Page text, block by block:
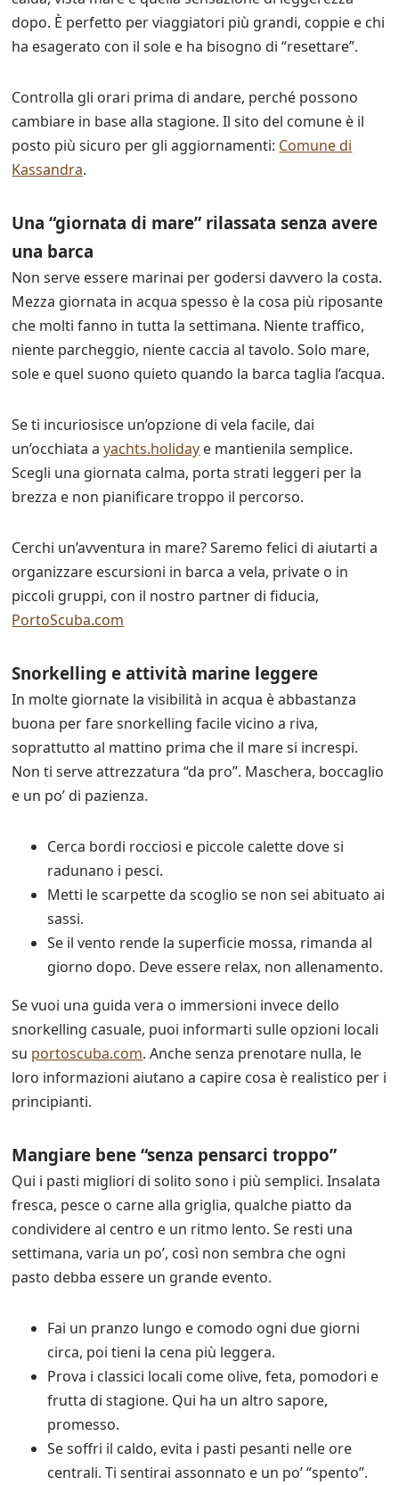
dopo. È perfetto per viaggiatori più grandi, coppie e chi
ha esagerato con il sole e ha bisogno di “resettare”.
Controlla gli orari prima di andare, perché possono
cambiare in base alla stagione. Il sito del comune è il
posto più sicuro per gli aggiornamenti: Comune di
Kassandra.
Una “giornata di mare” rilassata senza avere
una barca
Non serve essere marinai per godersi davvero la costa.
Mezza giornata in acqua spesso è la cosa più riposante
che molti fanno in tutta la settimana. Niente traffico,
niente parcheggio, niente caccia al tavolo. Solo mare,
sole e quel suono quieto quando la barca taglia l’acqua.
Se ti incuriosisce un’opzione di vela facile, dai
un’occhiata ayachts.holiday e mantienila semplice.
Scegli una giornata calma, porta strati leggeri per la
brezza e non pianificare troppo il percorso.
Cerchi un’avventura in mare? Saremo felici di aiutarti a
organizzare escursioni in barca a vela, private o in
piccoli gruppi, con il nostro partner di fiducia,
PortoScuba.com
Snorkelling e attività marine leggere
In molte giornate la visibilità in acqua è abbastanza
buona per fare snorkelling facile vicino a riva,
soprattutto al mattino prima che il mare si increspi.
Non ti serve attrezzatura “da pro”. Maschera, boccaglio
e un po’ di pazienza.
Cerca bordi rocciosi e piccole calette dove si
radunano i pesci.
Metti le scarpette da scoglio se non sei abituato ai
sassi.
Se il vento rende la superficie mossa, rimanda al
giorno dopo. Deve essere relax, non allenamento.
Se vuoi una guida vera o immersioni invece dello
snorkelling casuale, puoi informarti sulle opzioni locali
su portoscuba.com. Anche senza prenotare nulla, le
loro informazioni aiutano a capire cosa è realistico per i
principianti.
Mangiare bene “senza pensarci troppo”
Qui i pasti migliori di solito sono i più semplici. Insalata
fresca, pesce o carne alla griglia, qualche piatto da
condividere al centro e un ritmo lento. Se resti una
settimana, varia un po’, così non sembra che ogni
pasto debba essere un grande evento.
Fai un pranzo lungo e comodo ogni due giorni
circa, poi tieni la cena più leggera.
Prova i classici locali come olive, feta, pomodori e
frutta di stagione. Qui ha un altro sapore,
promesso.
Se soffri il caldo, evita i pasti pesanti nelle ore
centrali. Ti sentirai assonnato e un po’ “spento”.